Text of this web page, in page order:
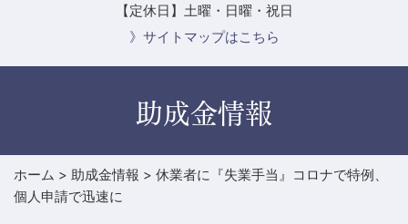
【定休日】土曜・日曜・祝日
》サイトマップはこちら
助成金情報
ホーム > 助成金情報 > 休業者に『失業手当』コロナで特例、
個人申請で迅速に